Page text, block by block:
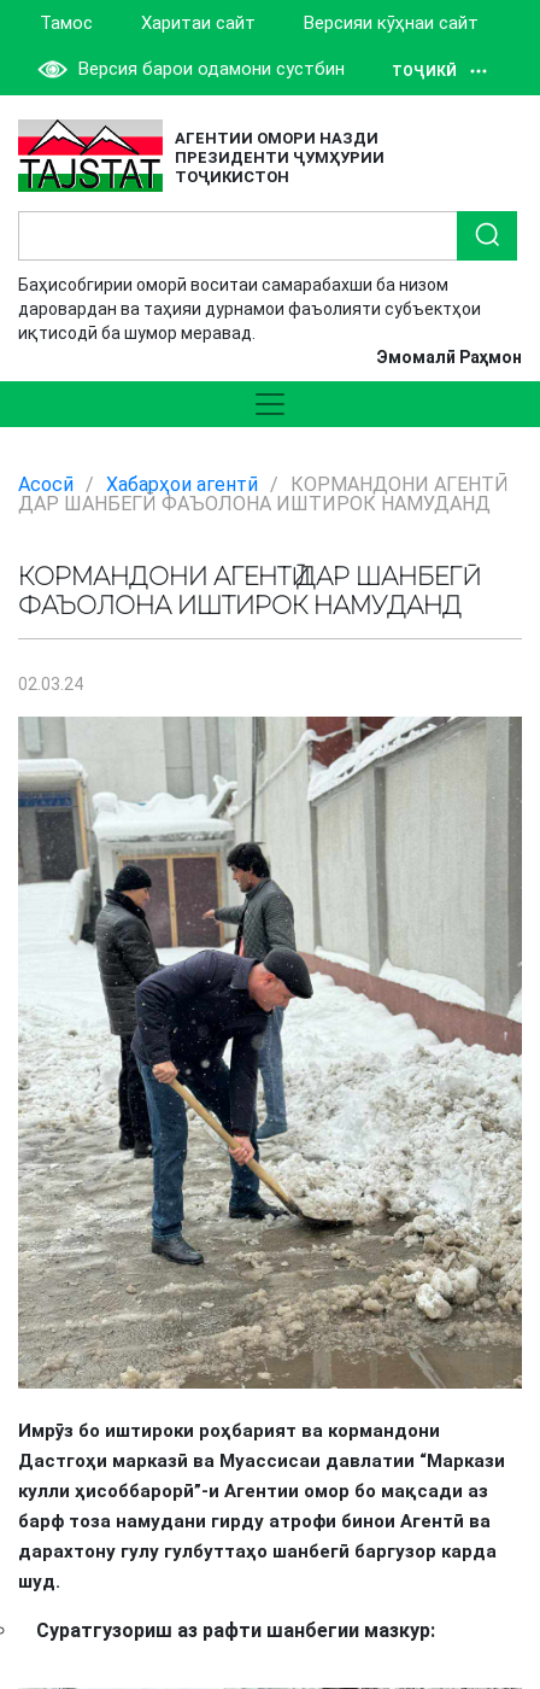
Тамос Харитаи сайт Версияи кӯҳнаи сайт
Версия барои одамони сустбин ТОҶИКӢ
АГЕНТИИ ОМОРИ НАЗДИ
ПРЕЗИДЕНТИ ҶУМҲУРИИ
ТОҶИКИСТОН
Баҳисобгирии оморӣ воситаи самарабахши ба низом
даровардан ва таҳияи дурнамои фаъолияти субъектҳои
иқтисодӣ ба шумор меравад.
Эмомалӣ Раҳмон
Асосӣ / Хабарҳои агентӣ /
КОРМАНДОНИ АГЕНТӢ
ДАР ШАНБЕГӢ ФАЪОЛОНА ИШТИРОК НАМУДАНД
КОРМАНДОНИ АГЕНТӢ ДАР ШАНБЕГӢ
ФАЪОЛОНА ИШТИРОК НАМУДАНД
02.03.24
Имрӯз бо иштироки роҳбарият ва кормандони
Дастгоҳи марказӣ ва Муассисаи давлатии “Маркази
кулли ҳисоббарорӣ”-и Агентии омор бо мақсади аз
барф тоза намудани гирду атрофи бинои Агентӣ ва
дарахтону гулу гулбуттаҳо шанбегӣ баргузор карда
шуд.
Суратгузориш аз рафти шанбегии мазкур: